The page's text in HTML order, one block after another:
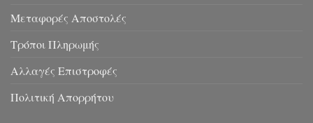
Μεταφορές Αποστολές
Τρόποι Πληρωμής
Αλλαγές Επιστροφές
Πολιτική Απορρήτου